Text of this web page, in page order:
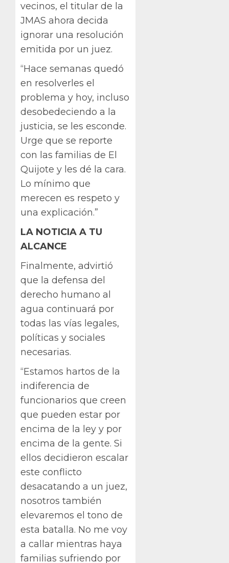
vecinos, el titular de la
JMAS ahora decida
ignorar una resolución
emitida por un juez.
“Hace semanas quedó
en resolverles el
problema y hoy, incluso
desobedeciendo a la
justicia, se les esconde.
Urge que se reporte
con las familias de El
Quijote y les dé la cara.
Lo mínimo que
merecen es respeto y
una explicación.”
LA NOTICIA A TU
ALCANCE
Finalmente, advirtió
que la defensa del
derecho humano al
agua continuará por
todas las vías legales,
políticas y sociales
necesarias.
“Estamos hartos de la
indiferencia de
funcionarios que creen
que pueden estar por
encima de la ley y por
encima de la gente. Si
ellos decidieron escalar
este conflicto
desacatando a un juez,
nosotros también
elevaremos el tono de
esta batalla. No me voy
a callar mientras haya
familias sufriendo por